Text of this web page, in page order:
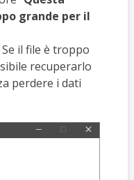
grande per il
il file è troppo
recuperarlo
perdere i dati